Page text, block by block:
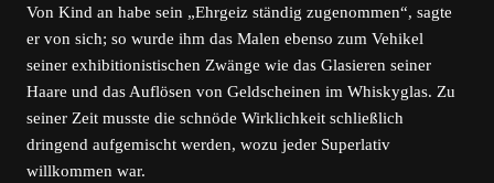
Von Kind an habe sein „Ehrgeiz ständig zugenommen“, sagte
er von sich; so wurde ihm das Malen ebenso zum Vehikel
seiner exhibitionistischen Zwänge wie das Glasieren seiner
Haare und das Auflösen von Geldscheinen im Whiskyglas. Zu
seiner Zeit musste die schnöde Wirklichkeit schließlich
dringend aufgemischt werden, wozu jeder Superlativ
willkommen war.